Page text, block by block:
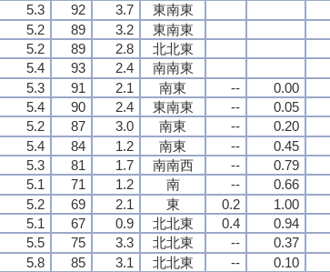
5.3 92 3.7 東南東
5.2 89 3.2 東南東
5.2 89 2.8 北北東
5.4 93 2.4 南南東
5.3 91 2.1 南東 -- 0.00
5.4 90 2.4 東南東 -- 0.05
5.2 87 3.0 南東 -- 0.20
5.4 84 1.2 南東 -- 0.45
5.3 81 1.7 南南西 -- 0.79
5.1 71 1.2 南 -- 0.66
5.2 69 2.1 東 0.2 1.00
5.1 67 0.9 北北東 0.4 0.94
5.5 75 3.3 北北東 -- 0.37
5.8 85 3.1 北北東 -- 0.10